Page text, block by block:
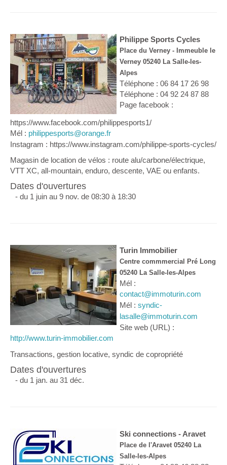
Philippe Sports Cycles
Place du Verney - Immeuble le
Verney 05240 La Salle-les-
Alpes
Téléphone : 06 84 17 26 98
Téléphone : 04 92 24 87 88
Page facebook :
https://www.facebook.com/philippesports1/
Mél : philippesports@orange.fr
Instagram : https://www.instagram.com/philippe-sports-cycles/
Magasin de location de vélos : route alu/carbone/électrique,
VTT XC, all-mountain, enduro, descente, VAE ou enfants.
Dates d'ouvertures
- du 1 juin au 9 nov. de 08:30 à 18:30
Turin Immobilier
Centre commmercial Pré Long
05240 La Salle-les-Alpes
Mél :
contact@immoturin.com
Mél : syndic-
lasalle@immoturin.com
Site web (URL) :
http://www.turin-immobilier.com
Transactions, gestion locative, syndic de copropriété
Dates d'ouvertures
- du 1 jan. au 31 déc.
Ski connections - Aravet
Place de l'Aravet 05240 La
Salle-les-Alpes